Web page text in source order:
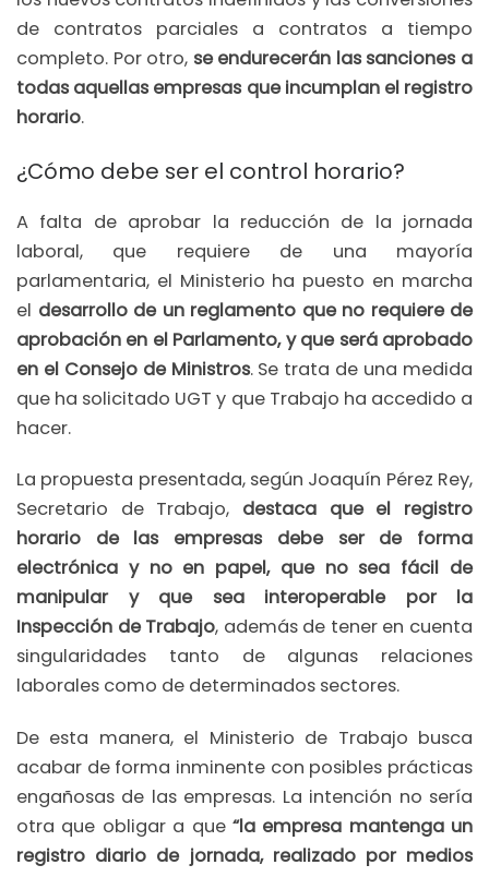
de contratos parciales a contratos a tiempo
completo. Por otro, se endurecerán las sanciones a
todas aquellas empresas que incumplan el registro
horario.
¿Cómo debe ser el control horario?
A falta de aprobar la reducción de la jornada
laboral, que requiere de una mayoría
parlamentaria, el Ministerio ha puesto en marcha
el desarrollo de un reglamento que no requiere de
aprobación en el Parlamento, y que será aprobado
en el Consejo de Ministros. Se trata de una medida
que ha solicitado UGT y que Trabajo ha accedido a
hacer.
La propuesta presentada, según Joaquín Pérez Rey,
Secretario de Trabajo, destaca que el registro
horario de las empresas debe ser de forma
electrónica y no en papel, que no sea fácil de
manipular y que sea interoperable por la
Inspección de Trabajo, además de tener en cuenta
singularidades tanto de algunas relaciones
laborales como de determinados sectores.
De esta manera, el Ministerio de Trabajo busca
acabar de forma inminente con posibles prácticas
engañosas de las empresas. La intención no sería
otra que obligar a que “la empresa mantenga un
registro diario de jornada, realizado por medios